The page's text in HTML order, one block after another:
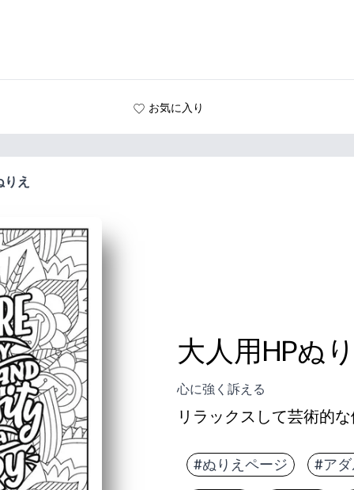
お気に入り
りえ
大人用HPぬ
心に強く訴える
リラックスして芸術的
#ぬりえページ #ア